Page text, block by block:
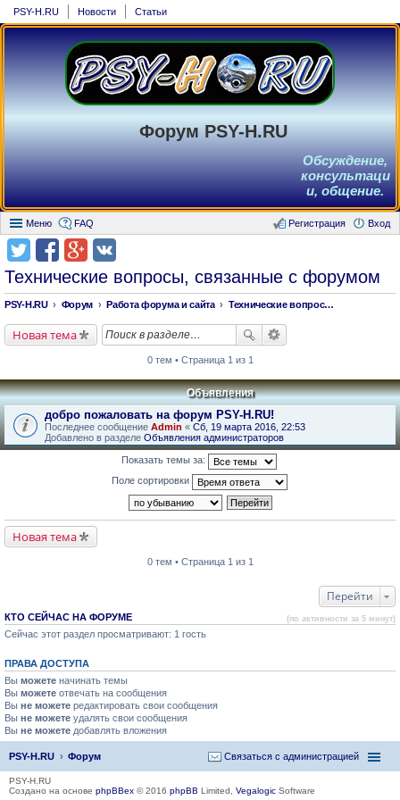
PSY-H.RU Новости Статьи
Форум PSY-H.RU
Обсуждение,
консультаци
и, общение.
Меню FAQ Вход
Регистрация
Технические вопросы, связанные с форумом
PSY-H.RU Форум Работа форума и сайта Технические вопросы, связанные с форумом
Новая тема
0 тем • Страница 1 из 1
Объявления
добро пожаловать на форум PSY-H.RU!
Последнее сообщение Admin « Сб, 19 марта 2016, 22:53
Добавлено в разделе Объявления администраторов
Показать темы за:
Поле сортировки
Новая тема
0 тем • Страница 1 из 1
Перейти
КТО СЕЙЧАС НА ФОРУМЕ (по активности за 5 минут)
Сейчас этот раздел просматривают: 1 гость
ПРАВА ДОСТУПА
Вы можете начинать темы
Вы можете отвечать на сообщения
Вы не можете редактировать свои сообщения
Вы не можете удалять свои сообщения
Вы не можете добавлять вложения
PSY-H.RU Форум Связаться с администрацией
PSY-H.RU
Создано на основе phpBBex © 2016 phpBB Limited, Vegalogic Software